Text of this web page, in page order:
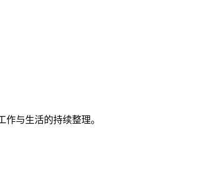
与生活的持续整理。